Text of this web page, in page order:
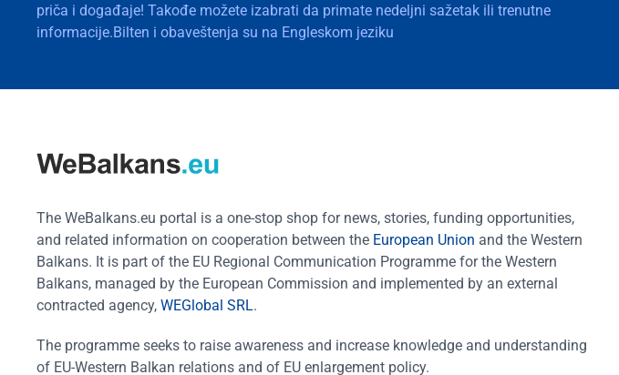
priča i događaje! Takođe možete izabrati da primate nedeljni sažetak ili trenutne
informacije.Bilten i obaveštenja su na Engleskom jeziku
The WeBalkans.eu portal is a one-stop shop for news, stories, funding opportunities,
and related information on cooperation between the European Union and the Western
Balkans. It is part of the EU Regional Communication Programme for the Western
Balkans, managed by the European Commission and implemented by an external
contracted agency, WEGlobal SRL.
The programme seeks to raise awareness and increase knowledge and understanding
of EU-Western Balkan relations and of EU enlargement policy.